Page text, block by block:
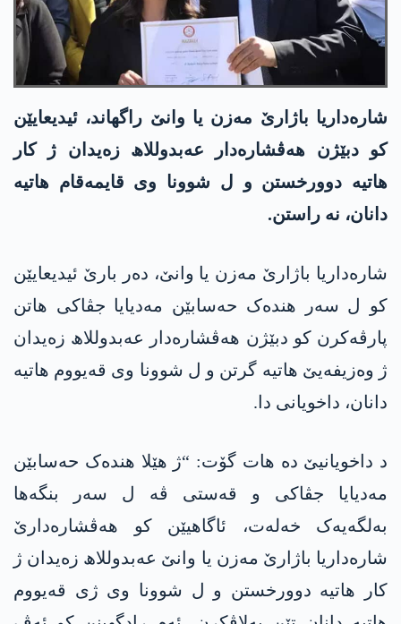
شارەداریا باژارێ مەزن یا وانێ راگھاند، ئیدیعایێن
کو دبێژن ھەڤشارەدار عەبدوللاھ زەیدان ژ کار
ھاتیە دوورخستن و ل شوونا وی قایمەقام ھاتیە
دانان، نە راستن.
شارەداریا باژارێ مەزن یا وانێ، دەر بارێ ئیدیعایێن
کو ل سەر ھندەک حەسابێن مەدیایا جڤاکی ھاتن
پارڤەکرن کو دبێژن ھەڤشارەدار عەبدوللاھ زەیدان
ژ وەزیفەیێ ھاتیە گرتن و ل شوونا وی قەیووم ھاتیە
دانان، داخویانی دا.
د داخویانیێ دە ھات گۆت: “ژ ھێلا ھندەک حەسابێن
مەدیایا جڤاکی و قەستی ڤە ل سەر بنگەھا
بەلگەیەک خەلەت، ئاگاھیێن کو ھەڤشارەدارێ
شارەداریا باژارێ مەزن یا وانێ عەبدوللاھ زەیدان ژ
کار ھاتیە دوورخستن و ل شوونا وی ژی قەیووم